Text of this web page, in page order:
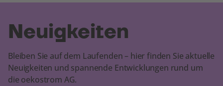
Neuigkeiten
Bleiben Sie auf dem Laufenden – hier finden Sie aktuelle
Neuigkeiten und spannende Entwicklungen rund um
die oekostrom AG.